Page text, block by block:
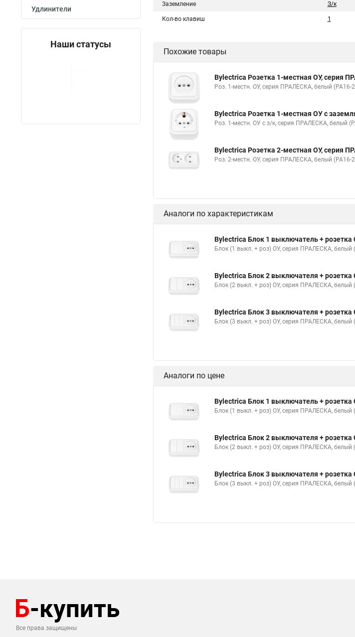
Удлинители
Наши статусы
Заземление З/к
Кол-во клавиш 1
Похожие товары
Bylectrica Розетка 1-местная ОУ, серия
Роз. 1-местн. ОУ, серия ПРАЛЕСКА, белый (РА16-
Bylectrica Розетка 1-местная ОУ с
Роз. 1-местн. ОУ с з/к, серия ПРАЛЕСКА, белый
Bylectrica Розетка 2-местная ОУ, серия
Роз. 2-местн. ОУ, серия ПРАЛЕСКА, белый (РА16-
Аналоги по характеристикам
Bylectrica Блок 1 выключатель +
Блок (1 выкл. + роз) ОУ, серия ПРАЛЕСКА, белый
Bylectrica Блок 2 выключателя +
Блок (2 выкл. + роз) ОУ, серия ПРАЛЕСКА, белый
Bylectrica Блок 3 выключателя +
Блок (3 выкл. + роз) ОУ, серия ПРАЛЕСКА, белый
Аналоги по цене
Bylectrica Блок 1 выключатель +
Блок (1 выкл. + роз) ОУ, серия ПРАЛЕСКА, белый
Bylectrica Блок 2 выключателя +
Блок (2 выкл. + роз) ОУ, серия ПРАЛЕСКА, белый
Bylectrica Блок 3 выключателя +
Блок (3 выкл. + роз) ОУ, серия ПРАЛЕСКА, белый
Все права защищены